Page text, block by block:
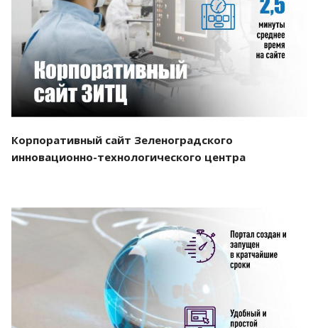
Смотреть проект
Корпоративный сайт Зеленоградского
инновационно-технологического центра